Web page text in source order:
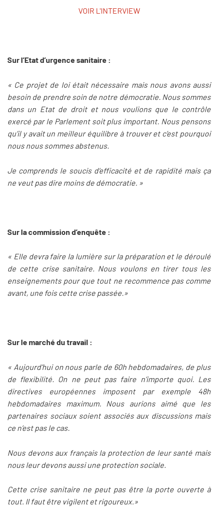
VOIR L'INTERVIEW
Sur l’Etat d’urgence sanitaire :
« Ce projet de loi était nécessaire mais nous avons aussi
besoin de prendre soin de notre démocratie. Nous sommes
dans un Etat de droit et nous voulions que le contrôle
exercé par le Parlement soit plus important. Nous pensons
qu’il y avait un meilleur équilibre à trouver et c’est pourquoi
nous nous sommes abstenus.
Je comprends le soucis d’efficacité et de rapidité mais ça
ne veut pas dire moins de démocratie. »
Sur la commission d’enquête :
« Elle devra faire la lumière sur la préparation et le déroulé
de cette crise sanitaire. Nous voulons en tirer tous les
enseignements pour que tout ne recommence pas comme
avant, une fois cette crise passée.»
Sur le marché du travail :
« Aujourd’hui on nous parle de 60h hebdomadaires, de plus
de flexibilité. On ne peut pas faire n’importe quoi. Les
directives européennes imposent par exemple 48h
hebdomadaires maximum. Nous aurions aimé que les
partenaires sociaux soient associés aux discussions mais
ce n’est pas le cas.
Nous devons aux français la protection de leur santé mais
nous leur devons aussi une protection sociale.
Cette crise sanitaire ne peut pas être la porte ouverte à
tout. Il faut être vigilent et rigoureux.»